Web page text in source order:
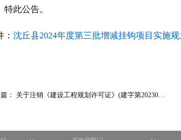
此公告。
： 沈丘县2024年度第三批增减挂钩项目实施
： 关于注销《建设工程规划许可证》(建字第20230…